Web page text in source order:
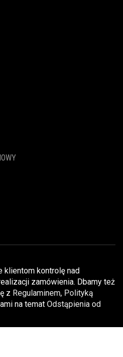
klientom kontrolę nad
zamówienia. Dbamy też
z Regulaminem, Polityką
na temat Odstąpienia od